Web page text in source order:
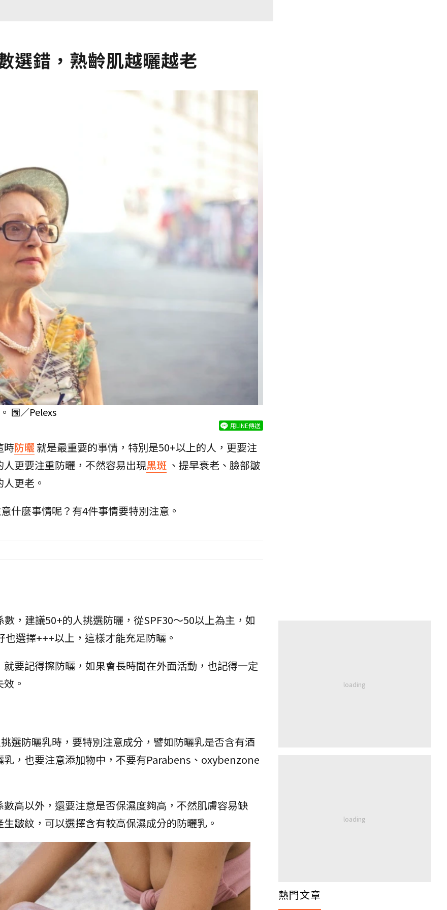
選錯，熟齡肌越曬越老
圖／Pelexs
用LINE傳送
時防曬就是最重要的事情，特別是50+以上的人，更要注
更要注重防曬，不然容易出現黑斑 、提早衰老、臉部皺
更老。
什麼事情呢？有4件事情要特別注意。
，建議50+的人挑選防曬，從SPF30～50以上為主，如
選擇+++以上，這樣才能充足防曬。
要記得擦防曬，如果會長時間在外面活動，也記得一定
。
選防曬乳時，要特別注意成分，譬如防曬乳是否含有酒
，也要注意添加物中，不要有Parabens、oxybenzone
高以外，還要注意是否保濕度夠高，不然肌膚容易缺
皺紋，可以選擇含有較高保濕成分的防曬乳。
熱門文章